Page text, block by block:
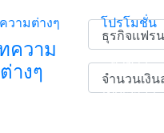
วามต่างๆ
ความ
ต่างๆ
โปรโมชั่น
ห้าดาว
เป็ดเจ้าสัว